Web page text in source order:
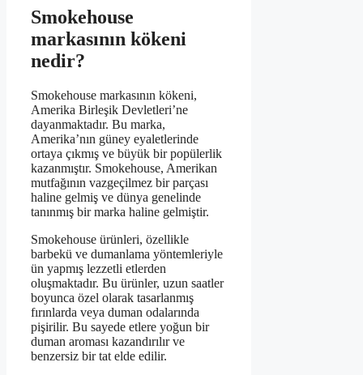
Smokehouse
markasının kökeni
nedir?
Smokehouse markasının kökeni,
Amerika Birleşik Devletleri’ne
dayanmaktadır. Bu marka,
Amerika’nın güney eyaletlerinde
ortaya çıkmış ve büyük bir popülerlik
kazanmıştır. Smokehouse, Amerikan
mutfağının vazgeçilmez bir parçası
haline gelmiş ve dünya genelinde
tanınmış bir marka haline gelmiştir.
Smokehouse ürünleri, özellikle
barbekü ve dumanlama yöntemleriyle
ün yapmış lezzetli etlerden
oluşmaktadır. Bu ürünler, uzun saatler
boyunca özel olarak tasarlanmış
fırınlarda veya duman odalarında
pişirilir. Bu sayede etlere yoğun bir
duman aroması kazandırılır ve
benzersiz bir tat elde edilir.